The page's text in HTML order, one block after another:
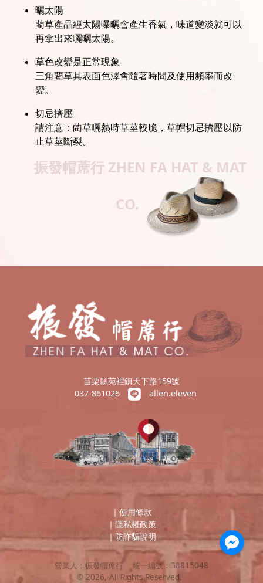
曬太陽
藺草產品經太陽曝曬會產生香氣，味道變淡就可以
再拿出來曬曬太陽。
草色改變是正常現象
三角藺草其表面色澤會隨著時間及使用頻率而改
變。
切忌擠壓
請注意：藺草曬熱時草莖較脆，草帽切忌擠壓以防
止草莖斷裂。
振發帽蓆行 ZHEN FA HAT & MAT
CO.
苗栗縣苑裡鎮天下路159號
037-861026
allen.eleven
｜ 使用條款
｜ 隱私權政策
｜防詐騙說明
營業人： 振發帽蓆行 統一編號： 38815048
© 2026, All Rights Reserved.